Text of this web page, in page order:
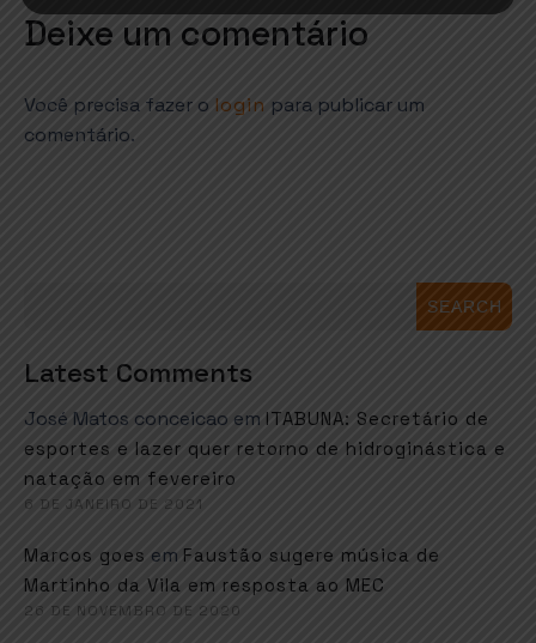
Deixe um comentário
Você precisa fazer o login para publicar um
comentário.
SEARCH
Latest Comments
José Matos conceicao em ITABUNA: Secretário de
esportes e lazer quer retorno de hidroginástica e
natação em fevereiro
6 DE JANEIRO DE 2021
Marcos goes em Faustão sugere música de
Martinho da Vila em resposta ao MEC
26 DE NOVEMBRO DE 2020